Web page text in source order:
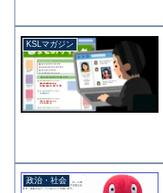
KSLマガジン
政治・社会